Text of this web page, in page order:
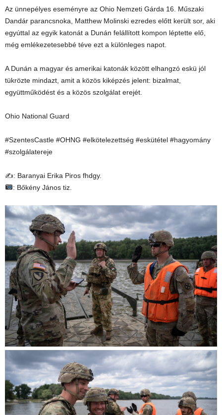
Az ünnepélyes eseményre az Ohio Nemzeti Gárda 16. Műszaki
Dandár parancsnoka, Matthew Molinski ezredes előtt került sor, aki
egyúttal az egyik katonát a Dunán felállított kompon léptette elő,
még emlékezetesebbé téve ezt a különleges napot.
A Dunán a magyar és amerikai katonák között elhangzó eskü jól
tükrözte mindazt, amit a közös kiképzés jelent: bizalmat,
együttműködést és a közös szolgálat erejét.
Ohio National Guard
#SzentesCastle #OHNG #elkötelezettség #eskütétel #hagyomány
#szolgálatereje
✍: Baranyai Erika Piros fhdgy.
: Bőkény János tiz.